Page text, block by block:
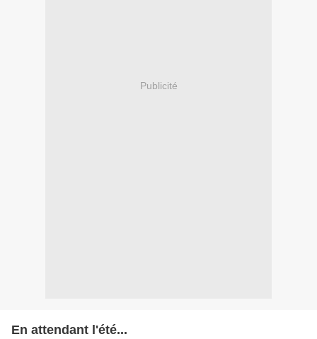
Publicité
En attendant l'été...